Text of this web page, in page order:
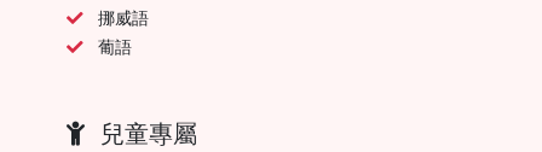
挪威語
葡語
兒童專屬